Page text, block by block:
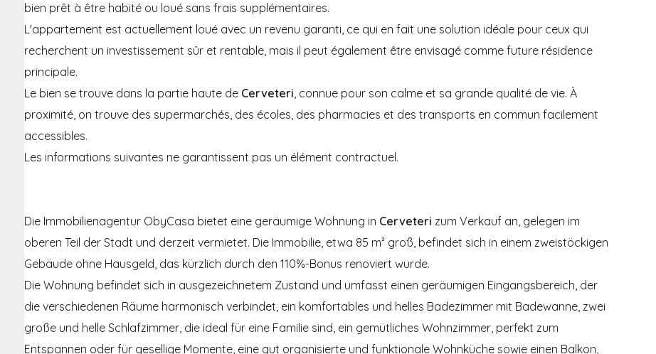
bien prêt à être habité ou loué sans frais supplémentaires.
L'appartement est actuellement loué avec un revenu garanti, ce qui en fait une solution idéale pour ceux qui
recherchent un investissement sûr et rentable, mais il peut également être envisagé comme future résidence
principale.
Le bien se trouve dans la partie haute de Cerveteri, connue pour son calme et sa grande qualité de vie. À
proximité, on trouve des supermarchés, des écoles, des pharmacies et des transports en commun facilement
accessibles.
Les informations suivantes ne garantissent pas un élément contractuel.
Die Immobilienagentur ObyCasa bietet eine geräumige Wohnung in Cerveteri zum Verkauf an, gelegen im
oberen Teil der Stadt und derzeit vermietet. Die Immobilie, etwa 85 m² groß, befindet sich in einem zweistöckigen
Gebäude ohne Hausgeld, das kürzlich durch den 110%-Bonus renoviert wurde.
Die Wohnung befindet sich in ausgezeichnetem Zustand und umfasst einen geräumigen Eingangsbereich, der
die verschiedenen Räume harmonisch verbindet, ein komfortables und helles Badezimmer mit Badewanne, zwei
große und helle Schlafzimmer, die ideal für eine Familie sind, ein gemütliches Wohnzimmer, perfekt zum
Entspannen oder für gesellige Momente, eine gut organisierte und funktionale Wohnküche sowie einen Balkon,